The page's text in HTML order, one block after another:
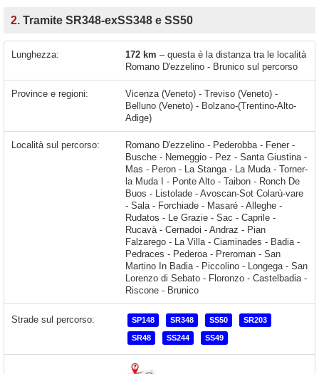
2. Tramite SR348-exSS348 e SS50
Lunghezza: 172 km – questa è la distanza tra le località
Romano D'ezzelino - Brunico sul percorso
Province e regioni:
Vicenza (Veneto) - Treviso (Veneto) -
Belluno (Veneto) - Bolzano-(Trentino-Alto-
Adige)
Località sul percorso: Romano D'ezzelino - Pederobba - Fener - Busche - Nemeggio - Pez - Santa Giustina - Mas - Peron - La Stanga - La Muda - Torner-la Muda I - Ponte Alto - Taibon - Ronch De Buos - Listolade - Avoscan-Sot Colarù-vare - Sala - Forchiade - Masaré - Alleghe - Rudatos - Le Grazie - Sac - Caprile - Rucavà - Cernadoi - Andraz - Pian Falzarego - La Villa - Ciaminades - Badia - Pedraces - Pederoa - Preroman - San Martino In Badia - Piccolino - Longega
Strade sul percorso: SP148 SR348 SS50 SR203
SR48 SS244 SS49